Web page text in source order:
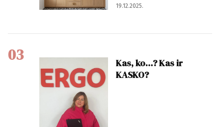
19.12.2025.
03
Kas, ko…? Kas ir
KASKO?